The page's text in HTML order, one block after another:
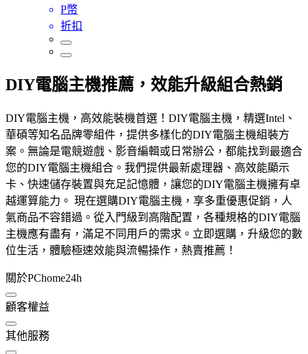
P幣
折扣
DIY電腦主機推薦，效能升級組合熱銷
DIY電腦主機，高效能裝機首選！DIY電腦主機，精選Intel、
華碩等知名品牌零組件，提供多樣化的DIY電腦主機組裝方
案。無論是電競遊戲、影音編輯或日常辦公，都能找到最適合
您的DIY電腦主機組合。我們提供最新處理器、高效能顯示
卡、快速儲存裝置與充足記憶體，讓您的DIY電腦主機擁有卓
越運算能力。 現在選購DIY電腦主機，享多重優惠促銷，人
氣商品不容錯過。從入門級到高階配置，各種規格的DIY電腦
主機應有盡有，滿足不同用戶的需求。立即選購，升級您的數
位生活，體驗極速效能與流暢操作，熱賣推薦！
關於PChome24h
顧客權益
其他服務